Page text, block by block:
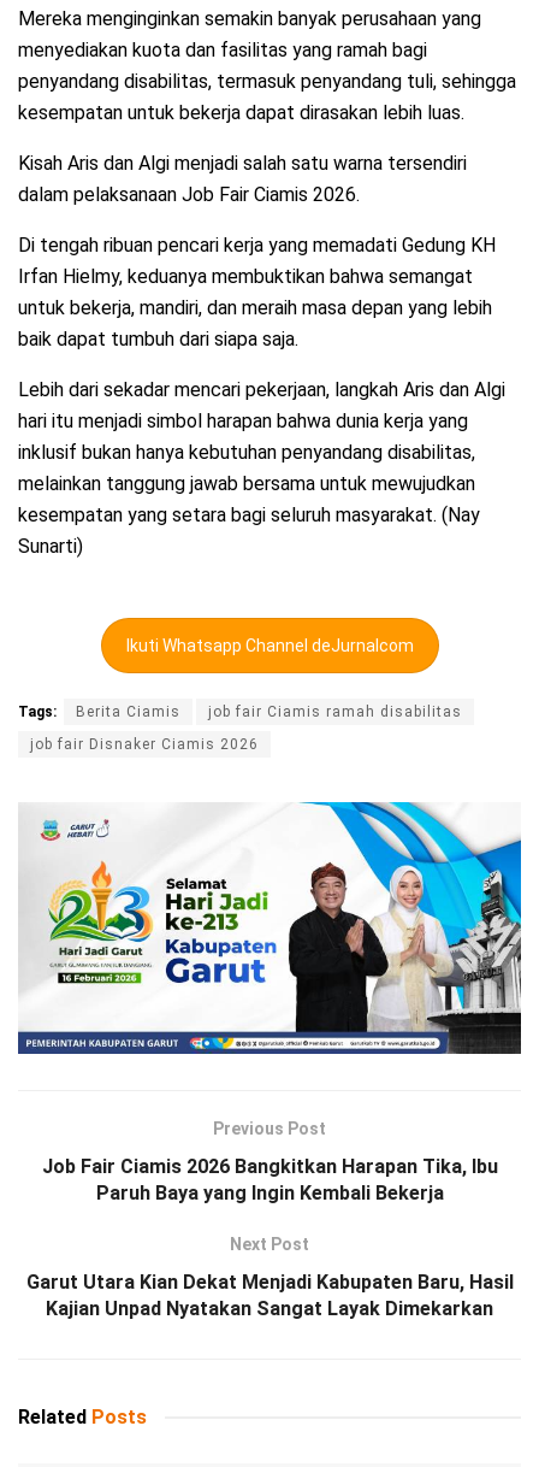
Mereka menginginkan semakin banyak perusahaan yang
menyediakan kuota dan fasilitas yang ramah bagi
penyandang disabilitas, termasuk penyandang tuli, sehingga
kesempatan untuk bekerja dapat dirasakan lebih luas.
Kisah Aris dan Algi menjadi salah satu warna tersendiri
dalam pelaksanaan Job Fair Ciamis 2026.
Di tengah ribuan pencari kerja yang memadati Gedung KH
Irfan Hielmy, keduanya membuktikan bahwa semangat
untuk bekerja, mandiri, dan meraih masa depan yang lebih
baik dapat tumbuh dari siapa saja.
Lebih dari sekadar mencari pekerjaan, langkah Aris dan Algi
hari itu menjadi simbol harapan bahwa dunia kerja yang
inklusif bukan hanya kebutuhan penyandang disabilitas,
melainkan tanggung jawab bersama untuk mewujudkan
kesempatan yang setara bagi seluruh masyarakat. (Nay
Sunarti)
Ikuti Whatsapp Channel deJurnalcom
Tags: Berita Ciamis
job fair Ciamis ramah disabilitas
job fair Disnaker Ciamis 2026
Previous Post
Job Fair Ciamis 2026 Bangkitkan Harapan Tika, Ibu
Paruh Baya yang Ingin Kembali Bekerja
Next Post
Garut Utara Kian Dekat Menjadi Kabupaten Baru, Hasil
Kajian Unpad Nyatakan Sangat Layak Dimekarkan
Related Posts